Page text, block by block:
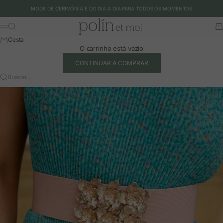
MODA DE CERIMÓNIA E DO DIA A DIA PARA TODOS OS MOMENTOS
Polín et moi - EU
Menu
Buscar
Cesta
O carrinho está vazio
CONTINUAR A COMPRAR
Buscar…